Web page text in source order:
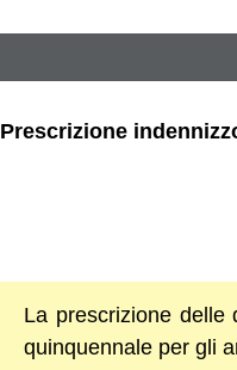
Prescrizione
La prescrizione delle
quinquennale per gli